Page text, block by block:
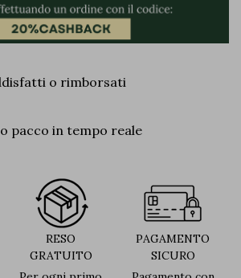
o rimborsati
pacco in tempo reale
RESO
GRATUITO
PAGAMENTO
SICURO